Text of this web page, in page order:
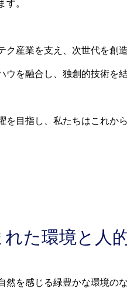
す。
ク産業を支え、次世代を創
ウを融合し、独創的技術を
を目指し、私たちはこれか
れた環境と人
然を感じる緑豊かな環境の